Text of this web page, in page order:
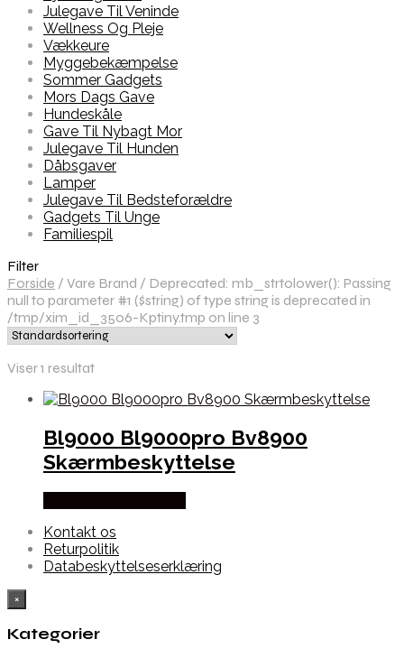
Julegave Til Veninde
Wellness Og Pleje
Vækkeure
Myggebekæmpelse
Sommer Gadgets
Mors Dags Gave
Hundeskåle
Gave Til Nybagt Mor
Julegave Til Hunden
Dåbsgaver
Lamper
Julegave Til Bedsteforældre
Gadgets Til Unge
Familiespil
Filter
Forside / Vare Brand / Deprecated: mb_strtolower(): Passing
null to parameter #1 ($string) of type string is deprecated in
/tmp/xim_id_3506-Kptiny.tmp on line 3
Viser 1 resultat
Bl9000 Bl9000pro Bv8900
Skærmbeskyttelse
Kontakt os
Returpolitik
Databeskyttelseserklæring
×
Kategorier